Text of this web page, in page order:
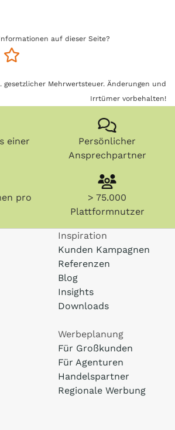
auf dieser Seite?
gesetzlicher Mehrwertsteuer. Änderungen und
Irrtümer vorbehalten!
einer
Persönlicher
Ansprechpartner
pro
> 75.000
Plattformnutzer
Inspiration
Kunden Kampagnen
Referenzen
Blog
Insights
Downloads
Werbeplanung
Für Großkunden
Für Agenturen
Handelspartner
Regionale Werbung